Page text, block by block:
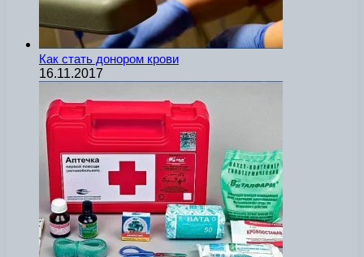
Как стать донором крови
16.11.2017